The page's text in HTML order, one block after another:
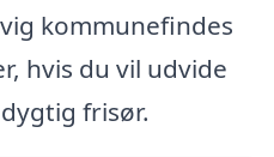
kommunefindes
hvis du vil udvide
frisør.